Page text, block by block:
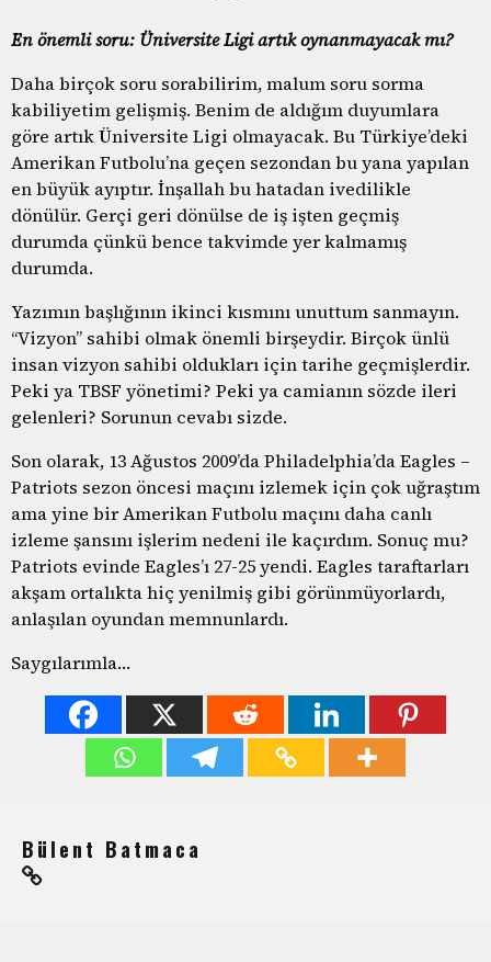
En önemli soru: Üniversite Ligi artık oynanmayacak mı?
Daha birçok soru sorabilirim, malum soru sorma
kabiliyetim gelişmiş. Benim de aldığım duyumlara
göre artık Üniversite Ligi olmayacak. Bu Türkiye’deki
Amerikan Futbolu’na geçen sezondan bu yana yapılan
en büyük ayıptır. İnşallah bu hatadan ivedilikle
dönülür. Gerçi geri dönülse de iş işten geçmiş
durumda çünkü bence takvimde yer kalmamış
durumda.
Yazımın başlığının ikinci kısmını unuttum sanmayın.
“Vizyon” sahibi olmak önemli birşeydir. Birçok ünlü
insan vizyon sahibi oldukları için tarihe geçmişlerdir.
Peki ya TBSF yönetimi? Peki ya camianın sözde ileri
gelenleri? Sorunun cevabı sizde.
Son olarak, 13 Ağustos 2009’da Philadelphia’da Eagles –
Patriots sezon öncesi maçını izlemek için çok uğraştım
ama yine bir Amerikan Futbolu maçını daha canlı
izleme şansını işlerim nedeni ile kaçırdım. Sonuç mu?
Patriots evinde Eagles’ı 27-25 yendi. Eagles taraftarları
akşam ortalıkta hiç yenilmiş gibi görünmüyorlardı,
anlaşılan oyundan memnunlardı.
Saygılarımla…
Bülent Batmaca